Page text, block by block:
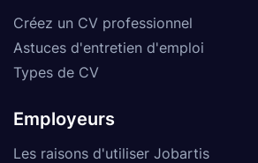
Créez un CV professionnel
Astuces d'entretien d'emploi
Types de CV
Employeurs
Les raisons d'utiliser Jobartis